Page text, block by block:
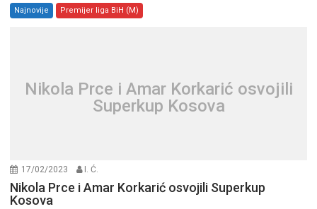
Najnovije Premijer liga BiH (M)
Nikola Prce i Amar Korkarić osvojili
Superkup Kosova
17/02/2023 I. Ć.
Nikola Prce i Amar Korkarić osvojili Superkup
Kosova